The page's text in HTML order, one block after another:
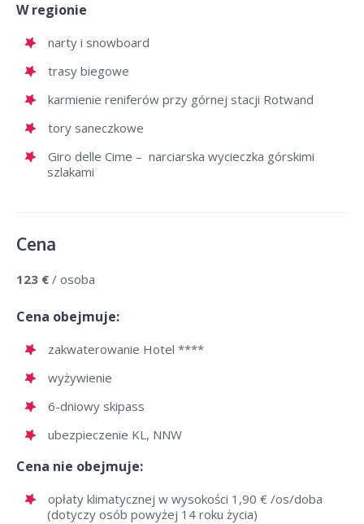
W regionie
narty i snowboard
trasy biegowe
karmienie reniferów przy górnej stacji Rotwand
tory saneczkowe
Giro delle Cime – narciarska wycieczka górskimi
szlakami
Cena
123 € / osoba
Cena obejmuje:
zakwaterowanie Hotel ****
wyżywienie
6-dniowy skipass
ubezpieczenie KL, NNW
Cena nie obejmuje:
opłaty klimatycznej w wysokości 1,90 € /os/doba
(dotyczy osób powyżej 14 roku życia)